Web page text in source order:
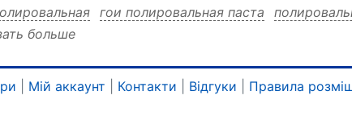
гои полировальная паста
гои
больше
Мій аккаунт Контакти Відгуки Правила